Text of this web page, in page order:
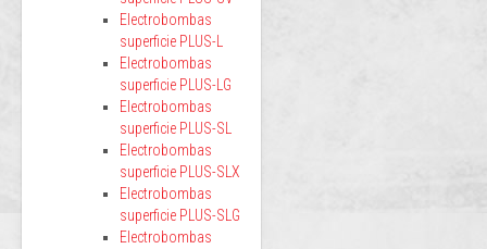
Electrobombas
superficie PLUS-L
Electrobombas
superficie PLUS-LG
Electrobombas
superficie PLUS-SL
Electrobombas
superficie PLUS-SLX
Electrobombas
superficie PLUS-SLG
Electrobombas